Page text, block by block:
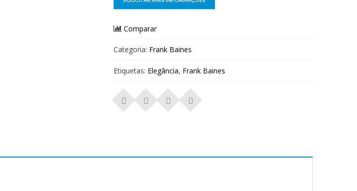
Comparar
Categoria: Frank Baines
Etiquetas: Elegância, Frank Baines